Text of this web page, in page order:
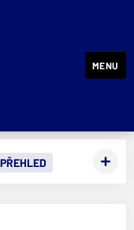
pro děti a mládež
MENU
PŘEHLED